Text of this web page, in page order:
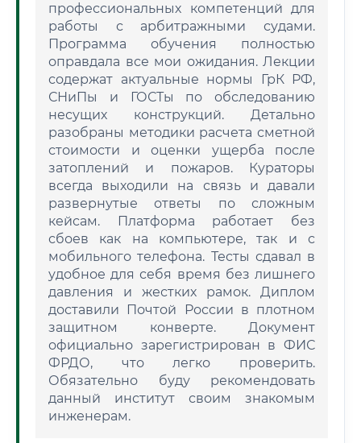
профессиональных компетенций для
работы с арбитражными судами.
Программа обучения полностью
оправдала все мои ожидания. Лекции
содержат актуальные нормы ГрК РФ,
СНиПы и ГОСТы по обследованию
несущих конструкций. Детально
разобраны методики расчета сметной
стоимости и оценки ущерба после
затоплений и пожаров. Кураторы
всегда выходили на связь и давали
развернутые ответы по сложным
кейсам. Платформа работает без
сбоев как на компьютере, так и с
мобильного телефона. Тесты сдавал в
удобное для себя время без лишнего
давления и жестких рамок. Диплом
доставили Почтой России в плотном
защитном конверте. Документ
официально зарегистрирован в ФИС
ФРДО, что легко проверить.
Обязательно буду рекомендовать
данный институт своим знакомым
инженерам.